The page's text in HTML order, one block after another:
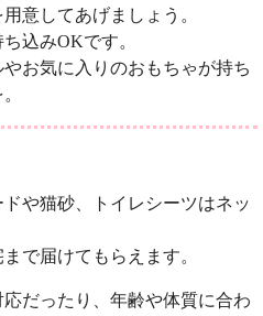
意してあげましょう。
込みOKです。
お気に入りのおもちゃが持ち
や猫砂、トイレシーツはネッ
で届けてもらえます。
だったり、年齢や体質に合わ